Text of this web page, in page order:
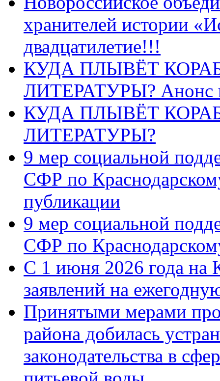
хранителей истории
двадцатилетие!!!
КУДА ПЛЫВЁТ
ЛИТЕРАТУРЫ? Анонс
КУДА ПЛЫВЁТ
ЛИТЕРАТУРЫ?
9 мер социальной
СФР по
публикации
9 мер социальной
СФР по
С 1 июня 2026 года на
заявлений на
Принятыми мерами
района добилась
законодательства в